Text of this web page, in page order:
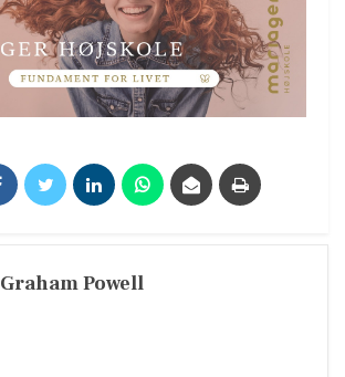
Graham Powell